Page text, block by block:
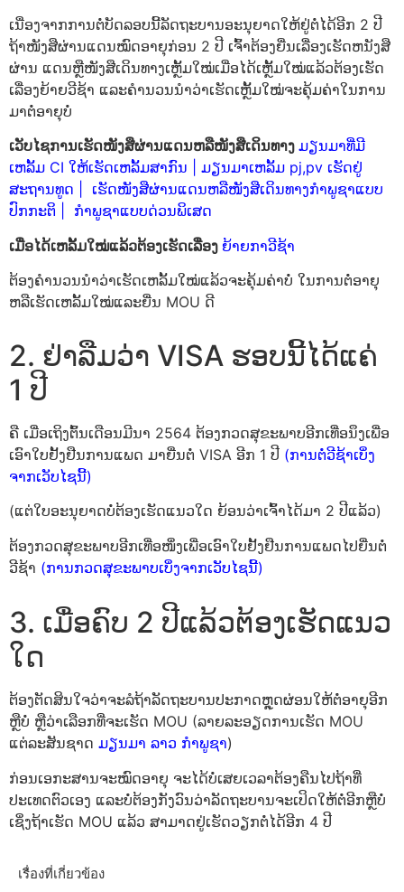
ເນື່ອງຈາກການຕໍ່ບັດລອບນີ້ລັດຖະບານອະນຸຍາດໃຫ້ຢູ່ຕໍ່ໄດ້ອີກ 2 ປີ
ຖ້າໜັງສືຜ່ານແດນໝົດອາຍຸກ່ອນ 2 ປີ ເຈົ້າຕ້ອງຍື່ນເລື່ອງເຮັດຫນັງສື
ຜ່ານ ແດນຫຼືໜັງສືເດິນທາງເຫຼັ້ມໃໝ່ເມື່ອໄດ້ເຫຼັ້ມໃໝ່ແລ້ວຕ້ອງເຮັດ
ເລື່ອງຍ້າຍວີຊ້າ ແລະຄຳນວນນຳວ່າເຮັດເຫຼັ້ມໃໝ່ຈະຄຸ້ມຄ່າໃນການ
ມາຕໍ່ອາຍຸບໍ່
ເວັບໄຊການເຮັດໜັງສືຜ່ານແດນຫລືໜັງສືເດິນທາງ ມຽນມາທີ່ມີ
ເຫລັ້ມ CI ໃຫ້ເຮັດເຫລັ້ມສາກົນ
ມຽນມາເຫລັ້ມ pj,pv ເຮັດຢູ່
ສະຖານທູດ
ເຮັດໜັງສືຜ່ານແດນຫລືໜັງສືເດິນທາງກຳພູຊາແບບ
ປົກກະຕິ
ກຳພູຊາແບບດ່ວນພິເສດ
ເມື່ອໄດ້ເຫລັ້ມໃໝ່ແລ້ວຕ້ອງເຮັດເລື່ອງ ຍ້າຍກາວີຊ້າ
ຕ້ອງຄຳນວນນຳວ່າເຮັດເຫລັ້ມໃໝ່ແລ້ວຈະຄຸ້ມຄ່າບໍ່ ໃນການຕໍ່ອາຍຸ
ຫລືເຮັດເຫລັ້ມໃໝ່ແລະຍື່ນ MOU ດີ
2. ຢ່າລືມວ່າ VISA ຮອບນີ້ໄດ້ແຄ່
1 ປີ
ຄື ເມື່ອເຖິງຕົ້ນເດືອນມີນາ 2564 ຕ້ອງກວດສຸຂະພາບອີກເທື່ອນຶງເພື່ອ
ເອົາໃບຢັ້ງຢືນການແພດ ມາຍື່ນຕໍ່ VISA ອີກ 1 ປີ (ການຕໍ່ວີຊ້າເບິ່ງ
ຈາກເວັບໄຊນີ້)
(ແຕ່ໃບອະນຸຍາດບໍ່ຕ້ອງເຮັດແນວໃດ ຍ້ອນວ່າເຈົ້າໄດ້ມາ 2 ປີແລ້ວ)
ຕ້ອງກວດສຸຂະພາບອີກເທື່ອໜຶ່ງເພື່ອເອົາໃບຢັ້ງຢືນການແພດໄປຍື່ນຕໍ່
ວີຊ້າ (ການກວດສຸຂະພາບເບິ່ງຈາກເວັບໄຊນີ້)
3. ເມື່ອຄົບ 2 ປີແລ້ວຕ້ອງເຮັດແນວ
ໃດ
ຕ້ອງຕັດສິນໃຈວ່າຈະລໍຖ້າລັດຖະບານປະກາດຫຼຸດຜ່ອນໃຫ້ຕໍ່ອາຍຸອີກ
ຫຼືບໍ່ ຫຼືວ່າເລືອກທີ່ຈະເຮັດ MOU (ລາຍລະອຽດການເຮັດ MOU
ແຕ່ລະສັນຊາດ ມຽນມາ ລາວ ກຳພູຊາ)
ກ່ອນເອກະສານຈະໝົດອາຍຸ ຈະໄດ້ບໍ່ເສຍເວລາຕ້ອງຄືນໄປຖ້າທີ່
ປະເທດຕົວເອງ ແລະບໍ່ຕ້ອງກັງວົນວ່າລັດຖະບານຈະເປິດໃຫ້ຕໍ່ອີກຫຼືບໍ່
ເຊິ່ງຖ້າເຮັດ MOU ແລ້ວ ສາມາດຢູ່ເຮັດວຽກຕໍ່ໄດ້ອີກ 4 ປີ
เรื่องที่เกี่ยวข้อง